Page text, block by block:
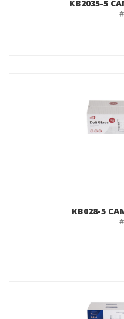
KB2035-5
KB028-5